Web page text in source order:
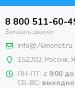
8 800 511-60-
Заказать звонок
info@76monet.ru
152303, Россия,
ПН-ПТ: с 9:00
СБ-ВС: